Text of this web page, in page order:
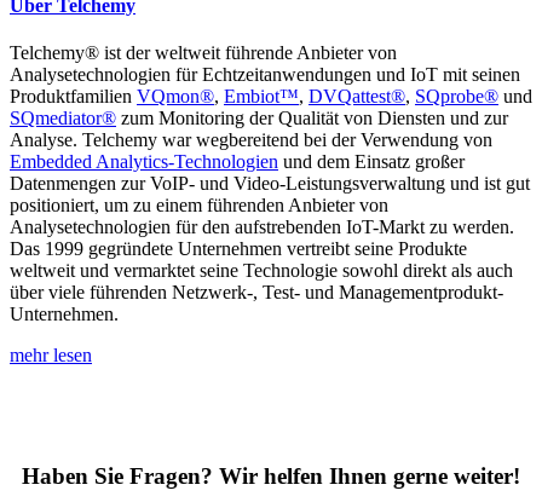
Über Telchemy
Telchemy® ist der weltweit führende Anbieter von
Analysetechnologien für Echtzeitanwendungen und IoT mit seinen
Produktfamilien VQmon®, Embiot™, DVQattest®, SQprobe® und
SQmediator® zum Monitoring der Qualität von Diensten und zur
Analyse. Telchemy war wegbereitend bei der Verwendung von
Embedded Analytics-Technologien und dem Einsatz großer
Datenmengen zur VoIP- und Video-Leistungsverwaltung und ist gut
positioniert, um zu einem führenden Anbieter von
Analysetechnologien für den aufstrebenden IoT-Markt zu werden.
Das 1999 gegründete Unternehmen vertreibt seine Produkte
weltweit und vermarktet seine Technologie sowohl direkt als auch
über viele führenden Netzwerk-, Test- und Managementprodukt-
Unternehmen.
mehr lesen
Haben Sie Fragen? Wir helfen Ihnen gerne weiter!